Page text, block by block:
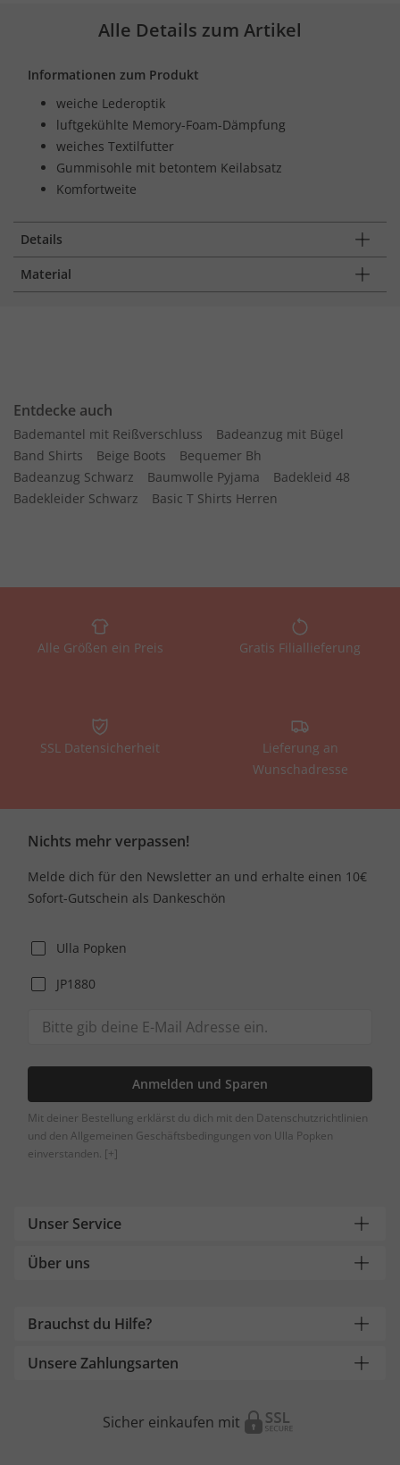
Alle Details zum Artikel
Informationen zum Produkt
weiche Lederoptik
luftgekühlte Memory-Foam-Dämpfung
weiches Textilfutter
Gummisohle mit betontem Keilabsatz
Komfortweite
Details
Material
Entdecke auch
Bademantel mit Reißverschluss
Badeanzug mit Bügel
Band Shirts
Beige Boots
Bequemer Bh
Badeanzug Schwarz
Baumwolle Pyjama
Badekleid 48
Badekleider Schwarz
Basic T Shirts Herren
Alle Größen ein Preis Gratis Filiallieferung
SSL Datensicherheit
Lieferung an
Wunschadresse
Nichts mehr verpassen!
Melde dich für den Newsletter an und erhalte einen 10€
Sofort-Gutschein als Dankeschön
Ulla Popken
JP1880
Anmelden und Sparen
Mit deiner Bestellung erklärst du dich mit den Datenschutzrichtlinien
und den Allgemeinen Geschäftsbedingungen von Ulla Popken
einverstanden. [+]
Unser Service
Über uns
Brauchst du Hilfe?
Unsere Zahlungsarten
Sicher einkaufen mit